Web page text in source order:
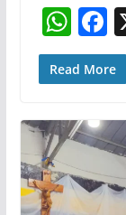
W
h
at
A
p
p
F
a
c
b
o
o
Read More